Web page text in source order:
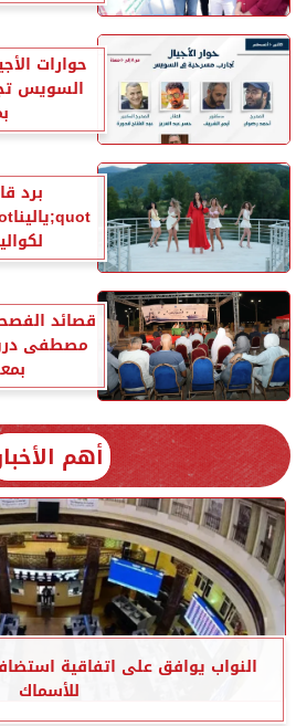
حوارات
السويس
برد
قصائد
مصطفى
أهم
النواب يوافق على اتفاقية
للأسماك